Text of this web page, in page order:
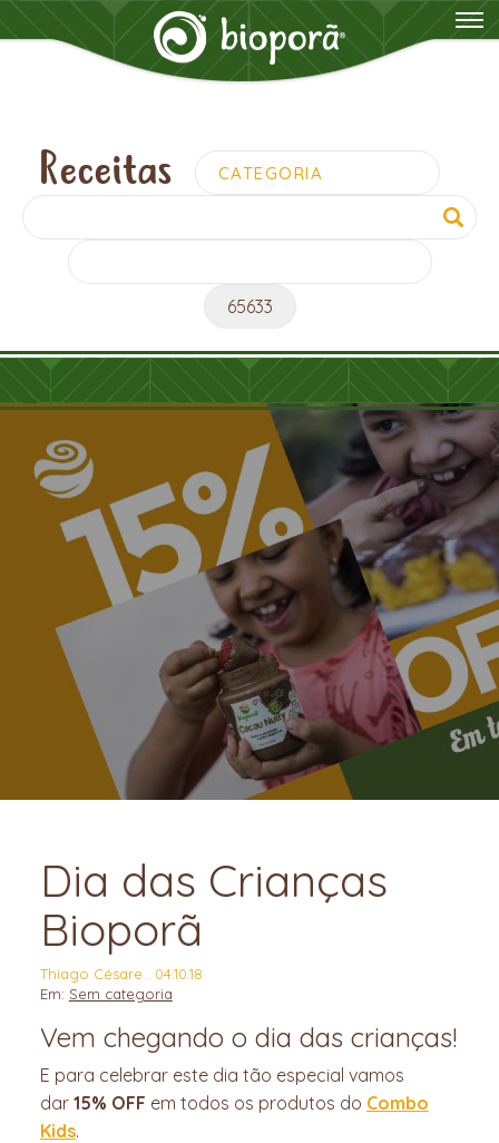
Receitas
Pesquisar
por:
Dia das Crianças
Bioporã
Thiago Césare . 04.10.18
Em: Sem categoria
Vem chegando o dia das crianças!
E para celebrar este dia tão especial vamos
dar 15% OFF em todos os produtos do Combo
Kids.